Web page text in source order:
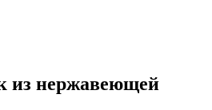
из нержавеющей